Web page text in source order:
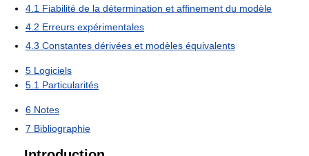
4.1 Fiabilité de la détermination et affinement du modèle
4.2 Erreurs expérimentales
4.3 Constantes dérivées et modèles équivalents
5 Logiciels
5.1 Particularités
6 Notes
7 Bibliographie